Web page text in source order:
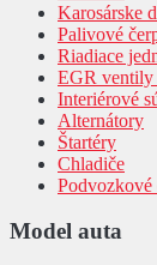
Karosárske
Palivové
Riadiace
EGR ventily
Interiérové
Alternátory
Štartéry
Chladiče
Podvozkové
Model auta